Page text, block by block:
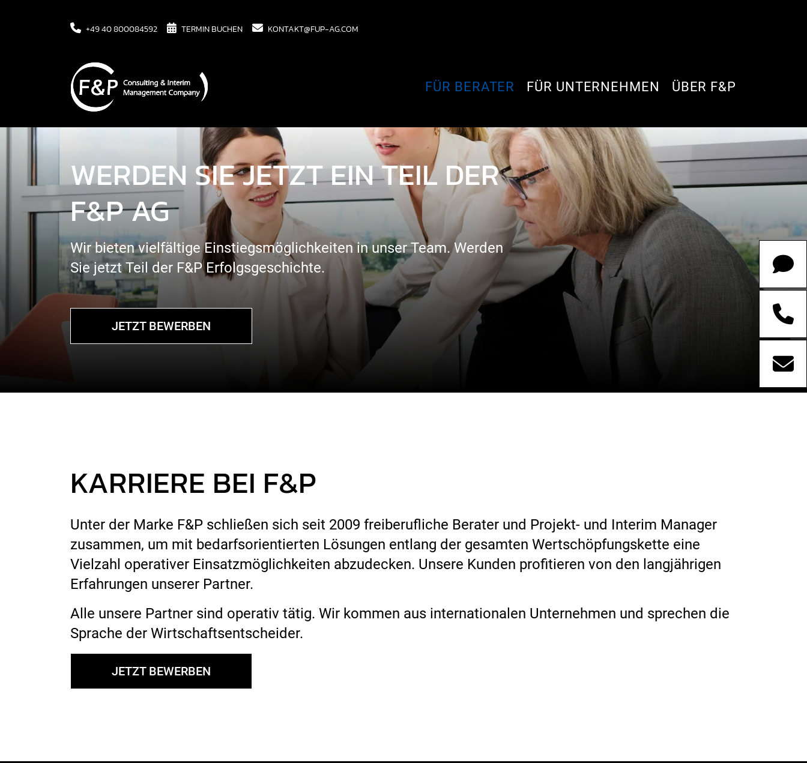
+49 40 800084592 TERMIN BUCHEN KONTAKT@FUP-AG.COM
FÜR BERATER FÜR UNTERNEHMEN ÜBER F&P
WERDEN SIE JETZT EIN TEIL DER
F&P AG
Wir bieten vielfältige Einstiegsmöglichkeiten in unser Team. Werden
Sie jetzt Teil der F&P Erfolgsgeschichte.
JETZT BEWERBEN
KARRIERE BEI F&P
Unter der Marke F&P schließen sich seit 2009 freiberufliche Berater und Projekt- und Interim Manager
zusammen, um mit bedarfsorientierten Lösungen entlang der gesamten Wertschöpfungskette eine
Vielzahl operativer Einsatzmöglichkeiten abzudecken. Unsere Kunden profitieren von den langjährigen
Erfahrungen unserer Partner.
Alle unsere Partner sind operativ tätig. Wir kommen aus internationalen Unternehmen und sprechen die
Sprache der Wirtschaftsentscheider.
JETZT BEWERBEN